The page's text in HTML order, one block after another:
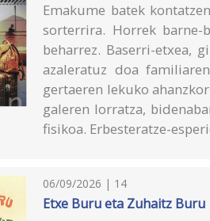
Emakume batek
sorterrira. Horrek
beharrez. Baserri-etxea,
azaleratuz doa
gertaeren lekuko
galeren lorratza,
fisikoa. Erbesteratze-
06/09/2026 | 14
Etxe Buru eta Zuhaitz Buru